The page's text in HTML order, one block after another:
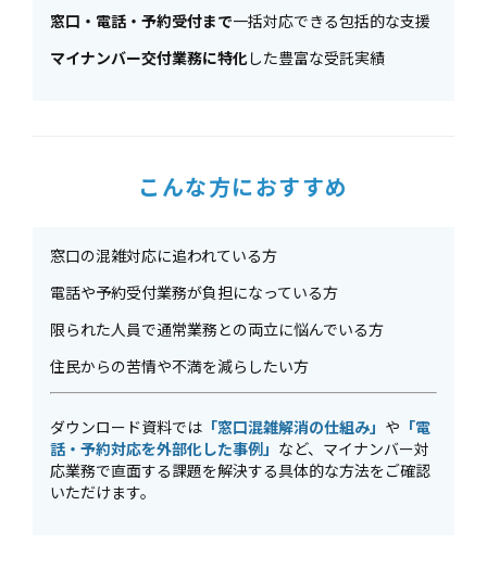
窓口・電話・予約受付まで一括対応できる包括的な支援
マイナンバー交付業務に特化した豊富な受託実績
こんな方におすすめ
窓口の混雑対応に追われている方
電話や予約受付業務が負担になっている方
限られた人員で通常業務との両立に悩んでいる方
住民からの苦情や不満を減らしたい方
ダウンロード資料では 「窓口混雑解消の仕組み」 や 「電
話・予約対応を外部化した事例」 など、マイナンバー対
応業務で直面する課題を解決する具体的な方法をご確認
いただけます。